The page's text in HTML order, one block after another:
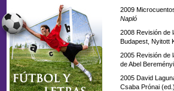
2009
Napló
2008 Revisión de
Budapest, Nyitott
2005 Revisión de
de Abel
2005 David
Csaba Prónai (ed.)